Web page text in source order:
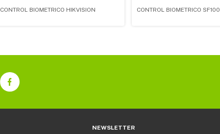
CONTROL BIOMETRICO HIKVISION CONTROL BIOMETRICO SF100
NEWSLETTER